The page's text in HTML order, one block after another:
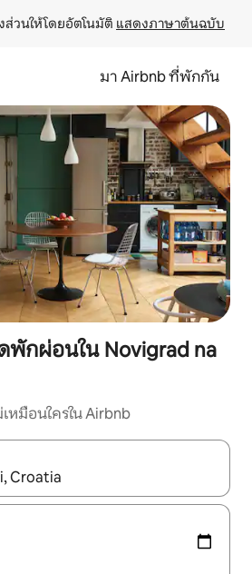
วนให้โดยอัตโนมัติ แสดงภาษาต้นฉบับ
มา Airbnb ที่พักกัน
กผ่อนใน Novigrad na
มือนใครใน Airbnb
รสัมผัสหรือปัด เพื่อสำรวจผลการค้นหา